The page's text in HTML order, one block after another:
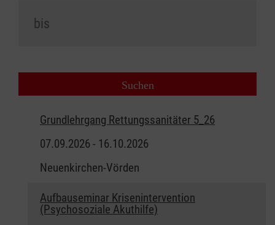
Grundlehrgang Rettungssanitäter 5_26
07.09.2026 - 16.10.2026
Neuenkirchen-Vörden
Aufbauseminar Krisenintervention
(Psychosoziale Akuthilfe)